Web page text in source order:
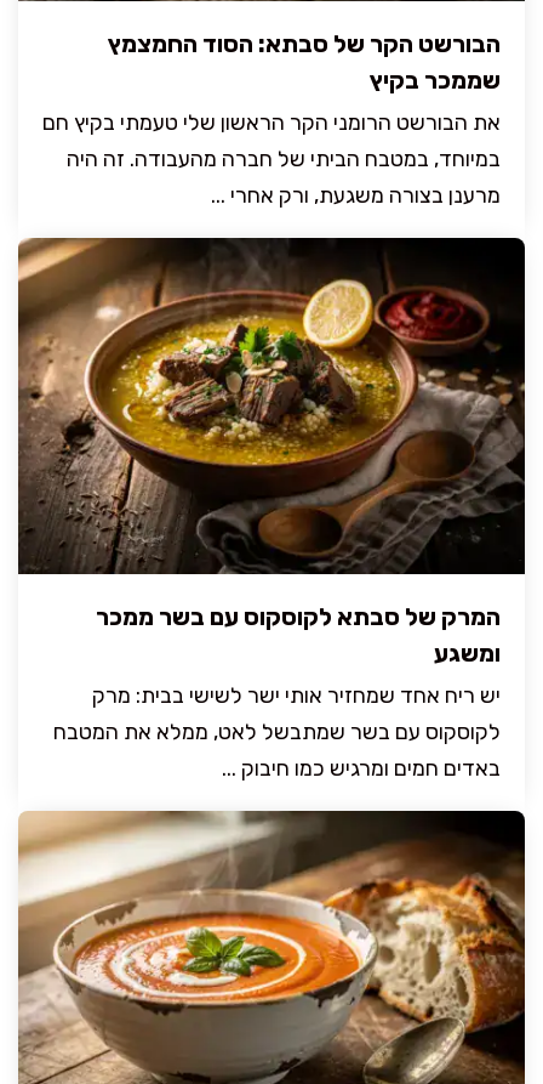
הבורשט הקר של סבתא: הסוד החמצמץ
שממכר בקיץ
את הבורשט הרומני הקר הראשון שלי טעמתי בקיץ חם
במיוחד, במטבח הביתי של חברה מהעבודה. זה היה
מרענן בצורה משגעת, ורק אחרי ...
המרק של סבתא לקוסקוס עם בשר ממכר
ומשגע
יש ריח אחד שמחזיר אותי ישר לשישי בבית: מרק
לקוסקוס עם בשר שמתבשל לאט, ממלא את המטבח
באדים חמים ומרגיש כמו חיבוק ...